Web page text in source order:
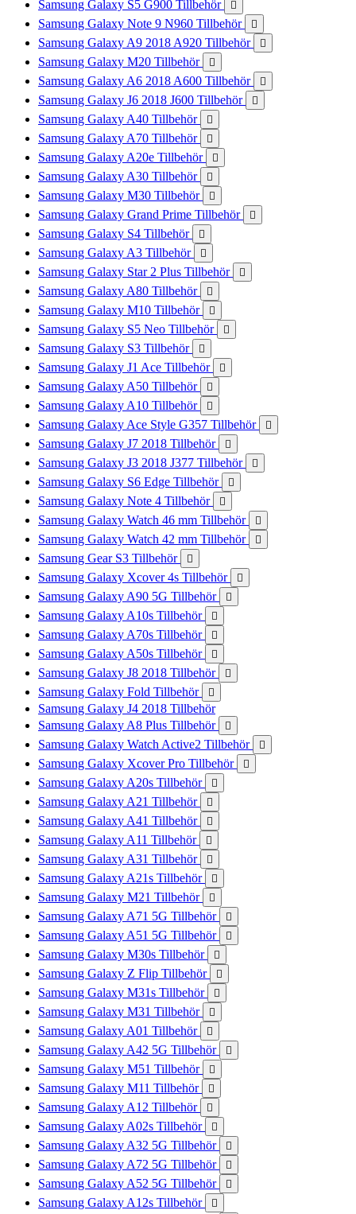
Samsung Galaxy S5 G900 Tillbehör 
Samsung Galaxy Note 9 N960 Tillbehör 
Samsung Galaxy A9 2018 A920 Tillbehör 
Samsung Galaxy M20 Tillbehör 
Samsung Galaxy A6 2018 A600 Tillbehör 
Samsung Galaxy J6 2018 J600 Tillbehör 
Samsung Galaxy A40 Tillbehör 
Samsung Galaxy A70 Tillbehör 
Samsung Galaxy A20e Tillbehör 
Samsung Galaxy A30 Tillbehör 
Samsung Galaxy M30 Tillbehör 
Samsung Galaxy Grand Prime Tillbehör 
Samsung Galaxy S4 Tillbehör 
Samsung Galaxy A3 Tillbehör 
Samsung Galaxy Star 2 Plus Tillbehör 
Samsung Galaxy A80 Tillbehör 
Samsung Galaxy M10 Tillbehör 
Samsung Galaxy S5 Neo Tillbehör 
Samsung Galaxy S3 Tillbehör 
Samsung Galaxy J1 Ace Tillbehör 
Samsung Galaxy A50 Tillbehör 
Samsung Galaxy A10 Tillbehör 
Samsung Galaxy Ace Style G357 Tillbehör 
Samsung Galaxy J7 2018 Tillbehör 
Samsung Galaxy J3 2018 J377 Tillbehör 
Samsung Galaxy S6 Edge Tillbehör 
Samsung Galaxy Note 4 Tillbehör 
Samsung Galaxy Watch 46 mm Tillbehör 
Samsung Galaxy Watch 42 mm Tillbehör 
Samsung Gear S3 Tillbehör 
Samsung Galaxy Xcover 4s Tillbehör 
Samsung Galaxy A90 5G Tillbehör 
Samsung Galaxy A10s Tillbehör 
Samsung Galaxy A70s Tillbehör 
Samsung Galaxy A50s Tillbehör 
Samsung Galaxy J8 2018 Tillbehör 
Samsung Galaxy Fold Tillbehör 
Samsung Galaxy J4 2018 Tillbehör
Samsung Galaxy A8 Plus Tillbehör

Samsung Galaxy Watch Active2 Tillbehör 
Samsung Galaxy Xcover Pro Tillbehör 
Samsung Galaxy A20s Tillbehör 
Samsung Galaxy A21 Tillbehör 
Samsung Galaxy A41 Tillbehör 
Samsung Galaxy A11 Tillbehör 
Samsung Galaxy A31 Tillbehör 
Samsung Galaxy A21s Tillbehör 
Samsung Galaxy M21 Tillbehör 
Samsung Galaxy A71 5G Tillbehör 
Samsung Galaxy A51 5G Tillbehör 
Samsung Galaxy M30s Tillbehör 
Samsung Galaxy Z Flip Tillbehör 
Samsung Galaxy M31s Tillbehör 
Samsung Galaxy M31 Tillbehör 
Samsung Galaxy A01 Tillbehör 
Samsung Galaxy A42 5G Tillbehör 
Samsung Galaxy M51 Tillbehör 
Samsung Galaxy M11 Tillbehör 
Samsung Galaxy A12 Tillbehör 
Samsung Galaxy A02s Tillbehör 
Samsung Galaxy A32 5G Tillbehör 
Samsung Galaxy A72 5G Tillbehör 
Samsung Galaxy A52 5G Tillbehör 
Samsung Galaxy A12s Tillbehör 